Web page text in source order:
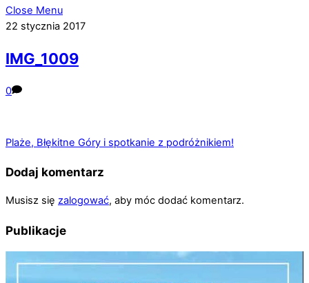
Close Menu
22 stycznia 2017
IMG_1009
0
Plaże, Błękitne Góry i spotkanie z podróżnikiem!
Dodaj komentarz
Musisz się zalogować, aby móc dodać komentarz.
Publikacje